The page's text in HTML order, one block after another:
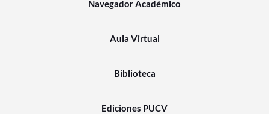
Navegador Académico
Aula Virtual
Biblioteca
Ediciones PUCV